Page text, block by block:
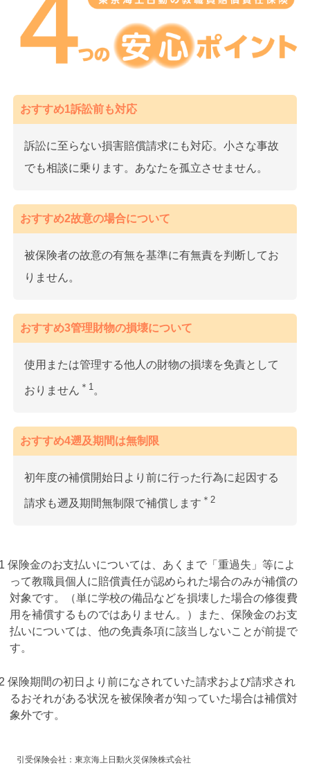
おすすめ1訴訟前も対応
訴訟に至らない損害賠償請求にも対応。小さな事故
でも相談に乗ります。あなたを孤立させません。
おすすめ2故意の場合について
被保険者の故意の有無を基準に有無責を判断してお
りません。
おすすめ3管理財物の損壊について
使用または管理する他人の財物の損壊を免責として
おりません ＊1。
おすすめ4遡及期間は無制限
初年度の補償開始日より前に行った行為に起因する
請求も遡及期間無制限で補償します ＊2
保険金のお支払いについては、あくまで「重過失」等によ
って教職員個人に賠償責任が認められた場合のみが補償の
対象です。（単に学校の備品などを損壊した場合の修復費
用を補償するものではありません。）また、保険金のお支
払いについては、他の免責条項に該当しないことが前提で
す。
保険期間の初日より前になされていた請求および請求され
るおそれがある状況を被保険者が知っていた場合は補償対
象外です。
引受保険会社：東京海上日動火災保険株式会社